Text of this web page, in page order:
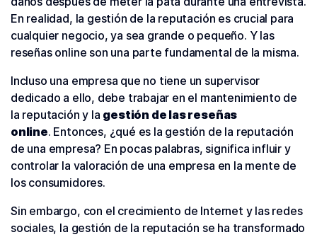
En realidad, la gestión de la reputación es crucial para
cualquier negocio, ya sea grande o pequeño. Y las
reseñas online son una parte fundamental de la misma.
Incluso una empresa que no tiene un supervisor
dedicado a ello, debe trabajar en el mantenimiento de
la reputación y la gestión de las reseñas
online. Entonces, ¿qué es la gestión de la reputación
de una empresa? En pocas palabras, significa influir y
controlar la valoración de una empresa en la mente de
los consumidores.
Sin embargo, con el crecimiento de Internet y las redes
sociales, la gestión de la reputación se ha transformado